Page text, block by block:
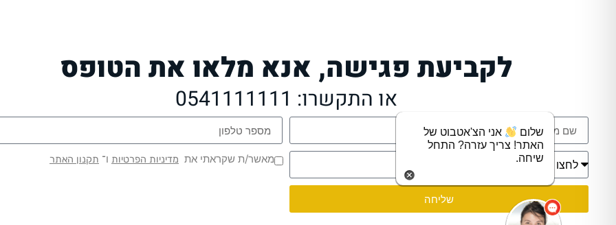
לקביעת פגישה, אנא מלאו את הטופס
או התקשרו: 0541111111
מאשר/ת שקראתי את מדיניות הפרטיות ו־ תקנון האתר
שליחה
שלום
אני הצ'אטבוט של
האתר! צריך עזרה? התחל
שיחה.